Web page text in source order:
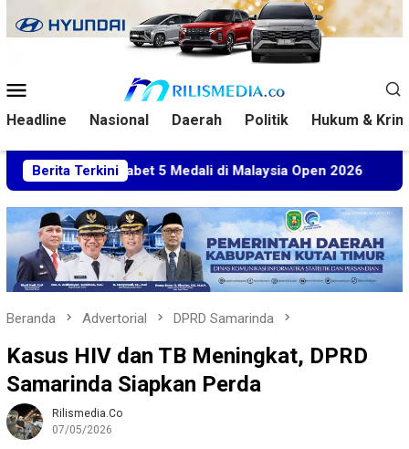
ke
Mobile
Headline Nasional Daerah Politik Hukum &
Berita Terkini
Sabet 5 Medali di Malaysia Open 2026 Kuasa
Beranda Advertorial DPRD Samarinda
Kasus HIV dan TB Meningkat, DPRD
Samarinda Siapkan Perda
Rilismedia.co
07/05/2026